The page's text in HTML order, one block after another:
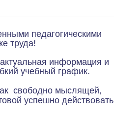
педагогическими
труда!
информация и
учебный график.
свободно мыслящей,
успешно действовать